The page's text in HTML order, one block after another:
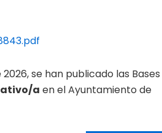
se han publicado las Bases
a en el Ayuntamiento de